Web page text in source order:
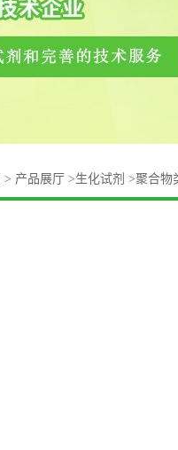
> 产品展厅 >生化试剂 >聚合物